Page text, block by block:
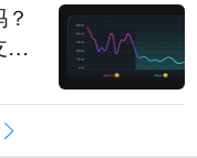
持